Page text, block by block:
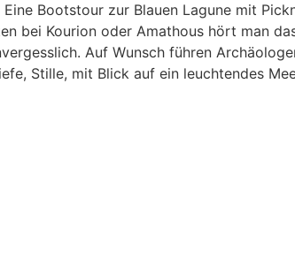
Bootstour zur Blauen Lagune mit
bei Kourion oder Amathous hört man
Auf Wunsch führen
Stille, mit Blick auf ein leuchtendes